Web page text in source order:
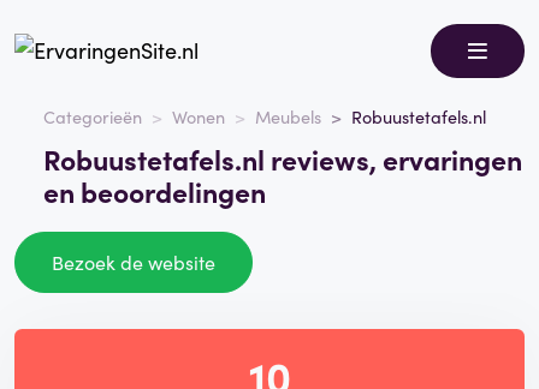
Categorieën Wonen Meubels Robuustetafels.nl
Robuustetafels.nl reviews, ervaringen
en beoordelingen
Bezoek de website
10